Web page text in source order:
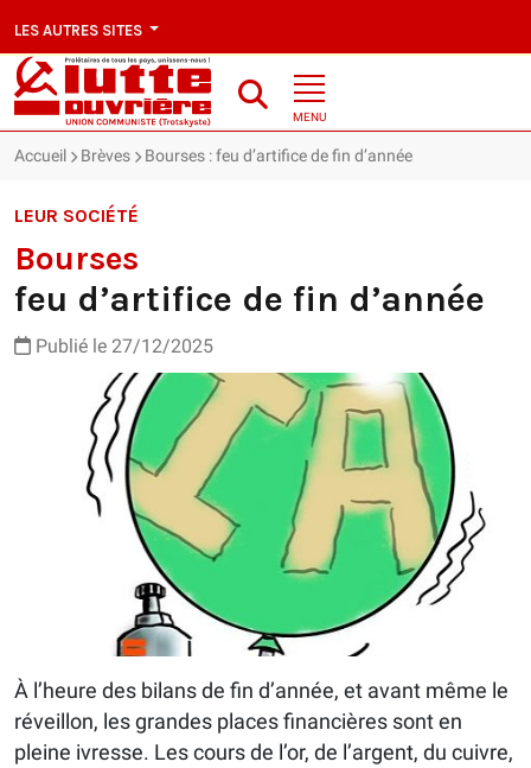
LES AUTRES SITES
MENU
Accueil Brèves Bourses : feu d’artifice de fin d’année
LEUR SOCIÉTÉ
Bourses
feu d’artifice de fin d’année
Publié le 27/12/2025
À l’heure des bilans de fin d’année, et avant même le
réveillon, les grandes places financières sont en
pleine ivresse. Les cours de l’or, de l’argent, du cuivre,